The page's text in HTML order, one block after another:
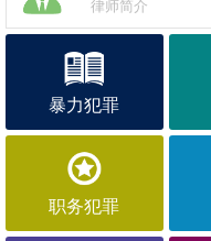
律师简介
暴力犯罪
职务犯罪